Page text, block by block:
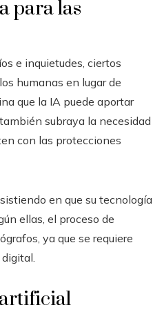
para las
e inquietudes, ciertos
humanas en lugar de
que la IA puede aportar
subraya la necesidad
con las protecciones
en que su tecnología
ellas, el proceso de
ya que se requiere